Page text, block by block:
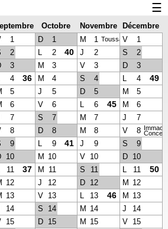
et numéro des semaines
☰
2023
Octobre
2023
Novembre
2023
Décembre
2023
1 D 1 M 1 Toussaint
V
1
2 L 2 40 J 2 S
2
3 M 3 V 3 D
3
4 36 M 4 S 4 L 4 49
5 J 5 D 5 M
5
6 V 6 L 6 45 M
6
7 S 7 M 7 J
7
8 D 8 M 8 V 8
9 L 9 41 J 9 S
9
10 M 10 V 10 D 10
11 37 M 11 S 11 L 11 50
12 J 12 D 12 M 12
13 V 13 L 13 46 M 13
14 S 14 M 14 J
14
15 D 15 M 15 V 15